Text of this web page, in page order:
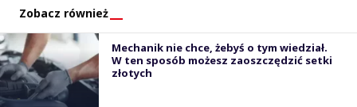
Zobacz również
Mechanik nie chce, żebyś o tym wiedział.
W ten sposób możesz zaoszczędzić setki
złotych